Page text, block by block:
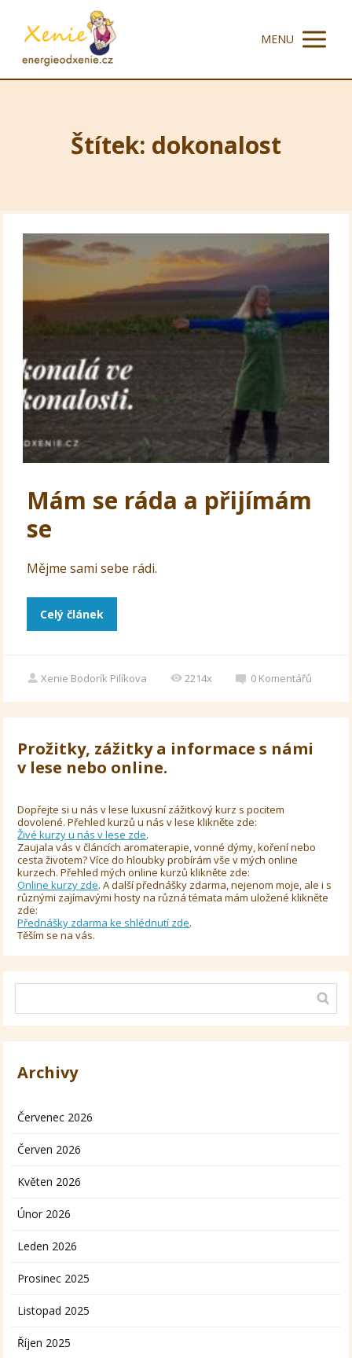
MENU
Štítek: dokonalost
Mám se ráda a přijímám
se
Mějme sami sebe rádi.
Celý článek
Xenie Bodorík Pilíkova 2214x 0 Komentářů
Prožitky, zážitky a informace s námi
v lese nebo online.
Dopřejte si u nás v lese luxusní zážitkový kurz s pocitem
dovolené. Přehled kurzů u nás v lese klikněte zde:
Živé kurzy u nás v lese zde.
Zaujala vás v článcích aromaterapie, vonné dýmy, koření nebo
cesta životem? Více do hloubky probírám vše v mých online
kurzech. Přehled mých online kurzů klikněte zde:
Online kurzy zde. A další přednášky zdarma, nejenom moje, ale i s
různými zajímavými hosty na různá témata mám uložené klikněte
zde:
Přednášky zdarma ke shlédnutí zde.
Těším se na vás.
Archivy
Červenec 2026
Červen 2026
Květen 2026
Únor 2026
Leden 2026
Prosinec 2025
Listopad 2025
Říjen 2025